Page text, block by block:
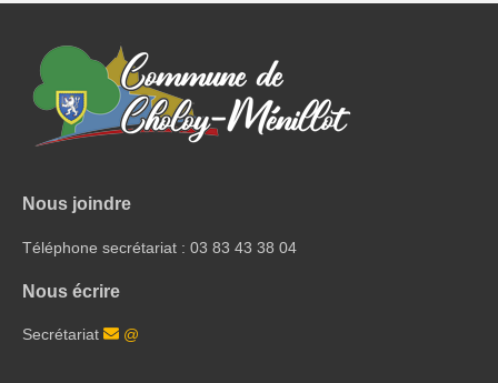
Nous joindre
Téléphone secrétariat : 03 83 43 38 04
Nous écrire
Secrétariat @